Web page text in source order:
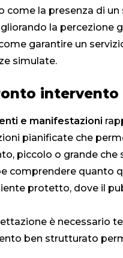
come la presenza di
la percezione
garantire un
simulate.
e manifestazioni
pianificate che
piccolo o grande che
comprendere quanto
protetto, dove il
è necessario
ben strutturato